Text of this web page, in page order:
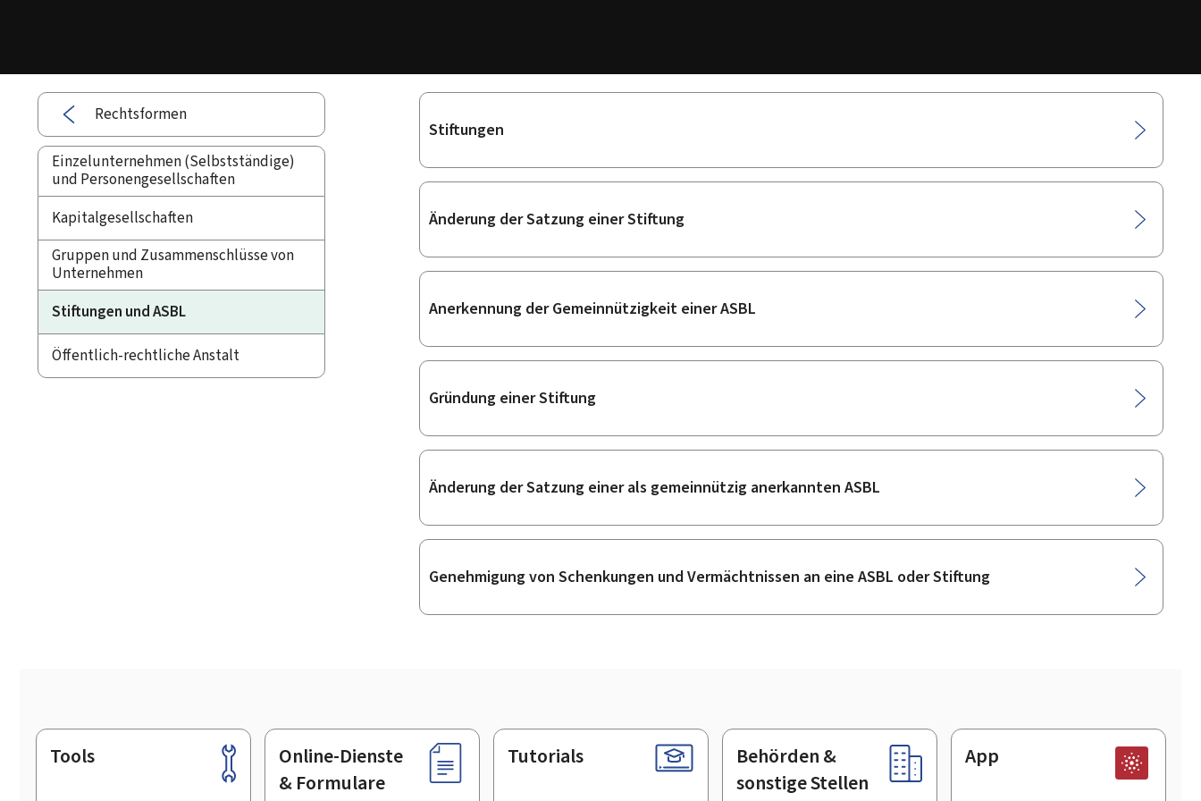
Rechtsformen
Einzelunternehmen (Selbstständige)
und Personengesellschaften
Kapitalgesellschaften
Gruppen und Zusammenschlüsse von
Unternehmen
Stiftungen und ASBL
Öffentlich-rechtliche Anstalt
Unterrubriken
Stiftungen
Änderung der Satzung einer Stiftung
Anerkennung der Gemeinnützigkeit einer ASBL
Gründung einer Stiftung
Änderung der Satzung einer als gemeinnützig anerkannten ASBL
Genehmigung von Schenkungen und Vermächtnissen an eine ASBL oder Stiftung
Footer
Tools
Online-Dienste
& Formulare
Tutorials
Behörden &
sonstige Stellen
App